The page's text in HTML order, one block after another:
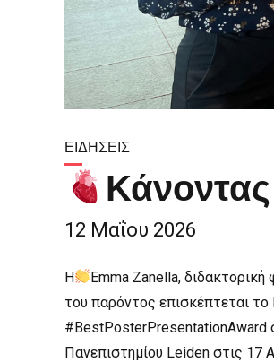
ΕΙΔΉΣΕΙΣ
12 Μαΐου 2026
Η
Emma Zanella,
του παρόντος επισκέπτεται το
#BestPosterPresentationAward
Πανεπιστημίου Leiden στις 17